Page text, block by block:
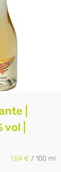
|
|
1,54 € / 100 ml